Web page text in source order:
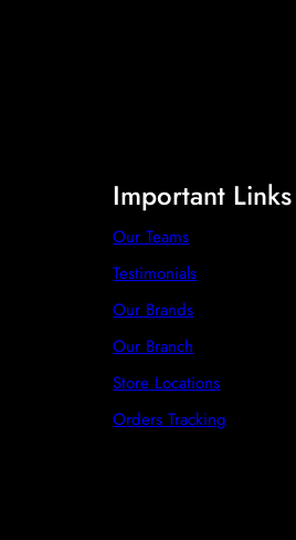
Important Links
Our Teams
Testimonials
Our Brands
Our Branch
Store Locations
Orders Tracking